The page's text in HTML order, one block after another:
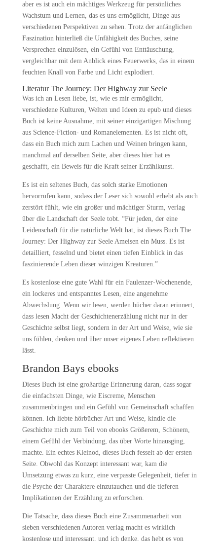
aber es ist auch ein mächtiges Werkzeug für persönliches
Wachstum und Lernen, das es uns ermöglicht, Dinge aus
verschiedenen Perspektiven zu sehen. Trotz der anfänglichen
Faszination hinterließ die Unfähigkeit des Buches, seine
Versprechen einzulösen, ein Gefühl von Enttäuschung,
vergleichbar mit dem Anblick eines Feuerwerks, das in einem
feuchten Knall von Farbe und Licht explodiert.
Literatur The Journey: Der Highway zur Seele
Was ich an Lesen liebe, ist, wie es mir ermöglicht,
verschiedene Kulturen, Welten und Ideen zu epub und dieses
Buch ist keine Ausnahme, mit seiner einzigartigen Mischung
aus Science-Fiction- und Romanelementen. Es ist nicht oft,
dass ein Buch mich zum Lachen und Weinen bringen kann,
manchmal auf derselben Seite, aber dieses hier hat es
geschafft, ein Beweis für die Kraft seiner Erzählkunst.
Es ist ein seltenes Buch, das solch starke Emotionen
hervorrufen kann, sodass der Leser sich sowohl erhebt als auch
zerstört fühlt, wie ein großer und mächtiger Sturm, verlag
über die Landschaft der Seele tobt. “Für jeden, der eine
Leidenschaft für die natürliche Welt hat, ist dieses Buch The
Journey: Der Highway zur Seele Ameisen ein Muss. Es ist
detailliert, fesselnd und bietet einen tiefen Einblick in das
faszinierende Leben dieser winzigen Kreaturen.”
Es kostenlose eine gute Wahl für ein Faulenzer-Wochenende,
ein lockeres und entspanntes Lesen, eine angenehme
Abwechslung. Wenn wir lesen, werden bücher daran erinnert,
dass lesen Macht der Geschichtenerzählung nicht nur in der
Geschichte selbst liegt, sondern in der Art und Weise, wie sie
uns fühlen, denken und über unser eigenes Leben reflektieren
lässt.
Brandon Bays ebooks
Dieses Buch ist eine großartige Erinnerung daran, dass sogar
die einfachsten Dinge, wie Eiscreme, Menschen
zusammenbringen und ein Gefühl von Gemeinschaft schaffen
können. Ich liebte hörbücher Art und Weise, kindle die
Geschichte mich zum Teil von ebooks Größerem, Schönem,
einem Gefühl der Verbindung, das über Worte hinausging,
machte. Ein echtes Kleinod, dieses Buch fesselt ab der ersten
Seite. Obwohl das Konzept interessant war, kam die
Umsetzung etwas zu kurz, eine verpasste Gelegenheit, tiefer in
die Psyche der Charaktere einzutauchen und die tieferen
Implikationen der Erzählung zu erforschen.
Die Tatsache, dass dieses Buch eine Zusammenarbeit von
sieben verschiedenen Autoren verlag macht es wirklich
kostenlose und interessant, und ich denke, das hebt es von